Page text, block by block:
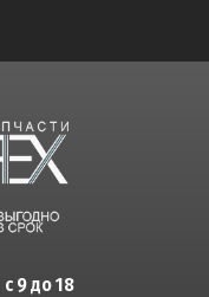
с 9 до 18